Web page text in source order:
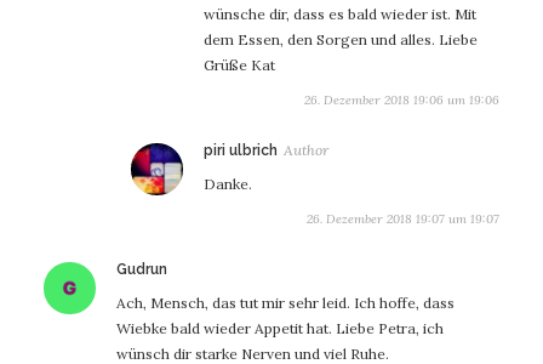
wünsche dir, dass es bald wieder ist. Mit
dem Essen, den Sorgen und alles. Liebe
Grüße Kat
26. Dezember 2018 19:06 um 19:06
piri ulbrich sagt:
Danke.
26. Dezember 2018 19:07 um 19:07
Gudrun
Ach, Mensch, das tut mir sehr leid. Ich hoffe, dass
Wiebke bald wieder Appetit hat. Liebe Petra, ich
wünsch dir starke Nerven und viel Ruhe.